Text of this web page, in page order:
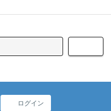
ログイン